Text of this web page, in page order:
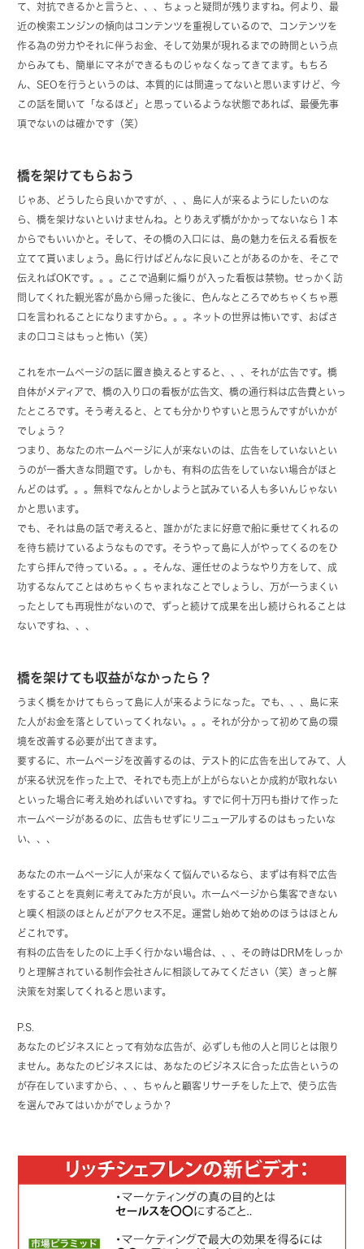
て、対抗できるかと言うと、、、ちょっと疑問が残りますね。何より、最
近の検索エンジンの傾向はコンテンツを重視しているので、コンテンツを
作る為の労力やそれに伴うお金、そして効果が現れるまでの時間という点
からみても、簡単にマネができるものじゃなくなってきてます。もちろ
ん、SEOを行うというのは、本質的には間違ってないと思いますけど、今
この話を聞いて「なるほど」と思っているような状態であれば、最優先事
項でないのは確かです（笑）
橋を架けてもらおう
じゃあ、どうしたら良いかですが、、、島に人が来るようにしたいのな
ら、橋を架けないといけませんね。とりあえず橋がかかってないなら１本
からでもいいかと。そして、その橋の入口には、島の魅力を伝える看板を
立てて貰いましょう。島に行けばどんなに良いことがあるのかを、そこで
伝えればOKです。。。ここで過剰に煽りが入った看板は禁物。せっかく訪
問してくれた観光客が島から帰った後に、色んなところでめちゃくちゃ悪
口を言われることになりますから。。。ネットの世界は怖いです、おばさ
まの口コミはもっと怖い（笑）
これをホームページの話に置き換えるとすると、、、それが広告です。橋
自体がメディアで、橋の入り口の看板が広告文、橋の通行料は広告費といっ
たところです。そう考えると、とても分かりやすいと思うんですがいかが
でしょう？
つまり、あなたのホームページに人が来ないのは、広告をしていないとい
うのが一番大きな問題です。しかも、有料の広告をしていない場合がほと
んどのはず。。。無料でなんとかしようと試みている人も多いんじゃない
かと思います。
でも、それは島の話で考えると、誰かがたまに好意で船に乗せてくれるの
を待ち続けているようなものです。そうやって島に人がやってくるのをひ
たすら拝んで待っている。。。そんな、運任せのようなやり方をして、成
功するなんてことはめちゃくちゃまれなことでしょうし、万が一うまくい
ったとしても再現性がないので、ずっと続けて成果を出し続けられることは
ないですね、、、
橋を架けても収益がなかったら？
うまく橋をかけてもらって島に人が来るようになった。でも、、、島に来
た人がお金を落としていってくれない。。。それが分かって初めて島の環
境を改善する必要が出てきます。
要するに、ホームページを改善するのは、テスト的に広告を出してみて、人
が来る状況を作った上で、それでも売上が上がらないとか成約が取れない
といった場合に考え始めればいいですね。すでに何十万円も掛けて作った
ホームページがあるのに、広告もせずにリニューアルするのはもったいな
い、、、
あなたのホームページに人が来なくて悩んでいるなら、まずは有料で広告
をすることを真剣に考えてみた方が良い。ホームページから集客できない
と嘆く相談のほとんどがアクセス不足。運営し始めて始めのほうはほとん
どこれです。
有料の広告をしたのに上手く行かない場合は、、、その時はDRMをしっか
りと理解されている制作会社さんに相談してみてください（笑）きっと解
決策を対案してくれると思います。
P.S.
あなたのビジネスにとって有効な広告が、必ずしも他の人と同じとは限り
ません。あなたのビジネスには、あなたのビジネスに合った広告というの
が存在していますから、、、ちゃんと顧客リサーチをした上で、使う広告
を選んでみてはいかがでしょうか？